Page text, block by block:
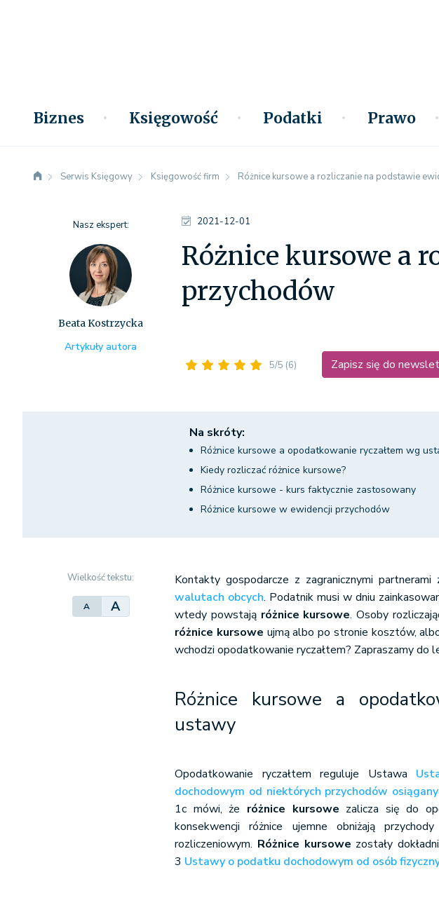
Biznes Księgowość Podatki Prawo
Serwis Księgowy Księgowość firm Różnice kursowe a rozliczanie na podstawie
2021-12-01
Różnice kursowe a
przychodów
5/5 (6) Zapisz się do
Nasz ekspert:
Beata Kostrzycka
Artykuły autora
Na skróty:
Różnice kursowe a opodatkowanie ryczałtem wg
Kiedy rozliczać różnice kursowe?
Różnice kursowe - kurs faktycznie zastosowany
Różnice kursowe w ewidencji przychodów
Wielkość tekstu:
A A
Kontakty gospodarcze z zagranicznymi
walutach obcych. Podatnik musi w dniu
wtedy powstają różnice kursowe. Osoby
różnice kursowe ujmą albo po stronie kosztów,
wchodzi opodatkowanie ryczałtem? Zapraszamy do
Różnice kursowe a
ustawy
Opodatkowanie ryczałtem reguluje Ustawa
dochodowym od niektórych przychodów
1c mówi, że różnice kursowe zalicza się do
konsekwencji różnice ujemne obniżają
rozliczeniowym. Różnice kursowe zostały
3 Ustawy o podatku dochodowym od osób